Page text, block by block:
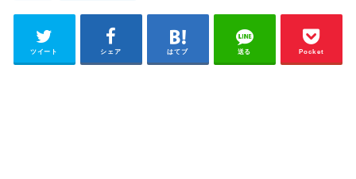
ツイート シェア はてブ 送る Pocket